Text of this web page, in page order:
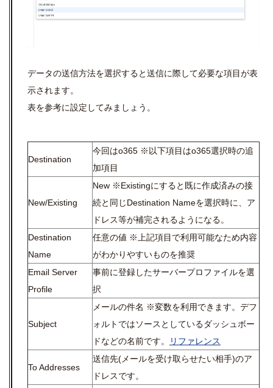
データの送信方法を選択すると送信に際して必要な項目が表
示されます。
表を参考に設定してみましょう。
Destination
今回はo365 ※以下項目はo365選択時の追
加項目
New/Existing
New ※Existingにすると既に作成済みの接
続と同じDestination Nameを選択時に、ア
ドレス等が補完されるようになる。
Destination
Name
任意の値 ※上記項目で利用可能なため内容
がわかりやすいものを推奨
Email Server
Profile
事前に登録したサーバープロファイルを選
択
Subject
メールの件名 ※変数を利用できます。デフ
ォルトではソースとしているダッシュボー
ドなどの名前です。
リファレンス
To Addresses
送信先(メールを受け取らせたい相手)のア
ドレスです。